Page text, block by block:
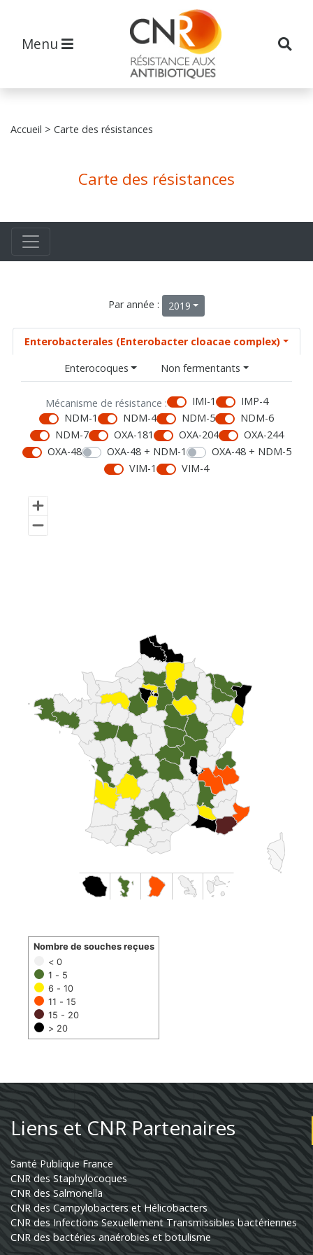
Menu
Accueil > Carte des résistances
Carte des résistances
Par année : 2019
Enterobacterales (Enterobacter cloacae complex)
Enterocoques
Non fermentants
Mécanisme de résistance : IMI-1
IMP-4
NDM-1
NDM-4 NDM-5
NDM-6
NDM-7
OXA-181 OXA-204
OXA-244
OXA-48
OXA-48 + NDM-1
OXA-48 + NDM-5
VIM-1
VIM-4
< 0
1 - 5
6 - 10
11 - 15
15 - 20
> 20
Nombre de souches reçues
Liens et CNR Partenaires
Santé Publique France
CNR des Staphylocoques
CNR des Salmonella
CNR des Campylobacters et Hélicobacters
CNR des Infections Sexuellement Transmissibles bactériennes
CNR des bactéries anaérobies et botulisme